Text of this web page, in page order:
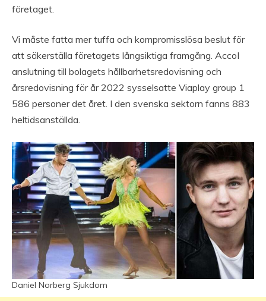
företaget.
Vi måste fatta mer tuffa och kompromisslösa beslut för
att säkerställa företagets långsiktiga framgång. AccoI
anslutning till bolagets hållbarhetsredovisning och
årsredovisning för år 2022 sysselsatte Viaplay group 1
586 personer det året. I den svenska sektorn fanns 883
heltidsanställda.
Daniel Norberg Sjukdom